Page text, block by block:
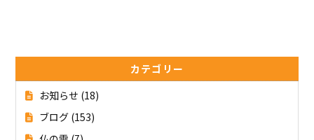
カテゴリー
お知らせ (18)
ブログ (153)